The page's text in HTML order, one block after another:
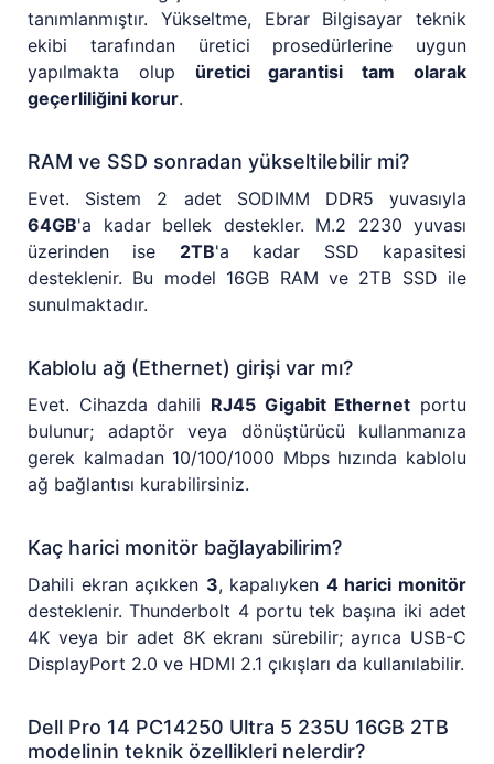
tanımlanmıştır. Yükseltme, Ebrar Bilgisayar teknik
ekibi tarafından üretici prosedürlerine uygun
yapılmakta olup üretici garantisi tam olarak
geçerliliğini korur.
RAM ve SSD sonradan yükseltilebilir mi?
Evet. Sistem 2 adet SODIMM DDR5 yuvasıyla
64GB'a kadar bellek destekler. M.2 2230 yuvası
üzerinden ise 2TB'a kadar SSD kapasitesi
desteklenir. Bu model 16GB RAM ve 2TB SSD ile
sunulmaktadır.
Kablolu ağ (Ethernet) girişi var mı?
Evet. Cihazda dahili RJ45 Gigabit Ethernet portu
bulunur; adaptör veya dönüştürücü kullanmanıza
gerek kalmadan 10/100/1000 Mbps hızında kablolu
ağ bağlantısı kurabilirsiniz.
Kaç harici monitör bağlayabilirim?
Dahili ekran açıkken 3, kapalıyken 4 harici monitör
desteklenir. Thunderbolt 4 portu tek başına iki adet
4K veya bir adet 8K ekranı sürebilir; ayrıca USB-C
DisplayPort 2.0 ve HDMI 2.1 çıkışları da kullanılabilir.
Dell Pro 14 PC14250 Ultra 5 235U 16GB 2TB
modelinin teknik özellikleri nelerdir?